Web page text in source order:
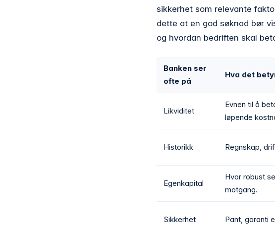
sikkerhet som relevante
dette at en god søknad bør
og hvordan bedriften skal
Banken ser
ofte på
Hva det
Likviditet
Evnen til å
løpende
Historikk Regnskap,
Egenkapital
Hvor robust
motgang.
Sikkerhet Pant, garanti